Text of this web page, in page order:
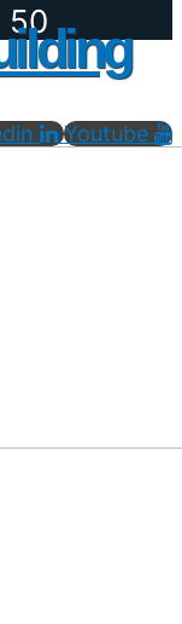
50
Youtube